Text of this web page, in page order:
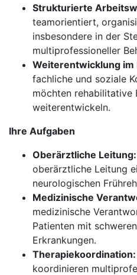
Strukturierte
teamorientiert,
insbesondere in der
multiprofessioneller
Weiterentwicklung im
fachliche und soziale
möchten rehabilitative
weiterentwickeln.
Ihre Aufgaben
Oberärztliche Leitung:
oberärztliche Leitung
neurologischen
Medizinische
medizinische
Patienten mit
Erkrankungen.
Therapiekoordination:
koordinieren